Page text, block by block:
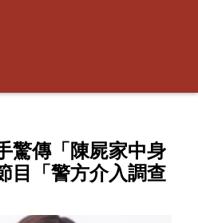
驚傳「陳屍家中身
目「警方介入調查